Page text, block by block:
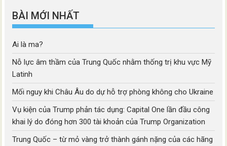
BÀI MỚI NHẤT
Ai là ma?
Nỗ lực âm thầm của Trung Quốc nhằm thống trị khu vực Mỹ
Latinh
Mối nguy khi Châu Âu do dự hỗ trợ phòng không cho Ukraine
Vụ kiện của Trump phản tác dụng: Capital One lần đầu công
khai lý do đóng hơn 300 tài khoản của Trump Organization
Trung Quốc – từ mỏ vàng trở thành gánh nặng của các hãng